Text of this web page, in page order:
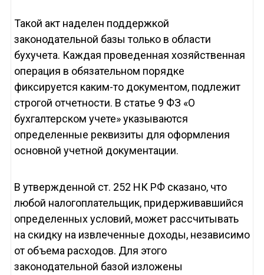
Такой акт наделен поддержкой
законодательной базы только в области
бухучета. Каждая проведенная хозяйственная
операция в обязательном порядке
фиксируется каким-то документом, подлежит
строгой отчетности. В статье 9 ФЗ «О
бухгалтерском учете» указываются
определенные реквизиты для оформления
основной учетной документации.
В утвержденной ст. 252 НК РФ сказано, что
любой налогоплательщик, придерживавшийся
определенных условий, может рассчитывать
на скидку на извлеченные доходы, независимо
от объема расходов. Для этого
законодательной базой изложены